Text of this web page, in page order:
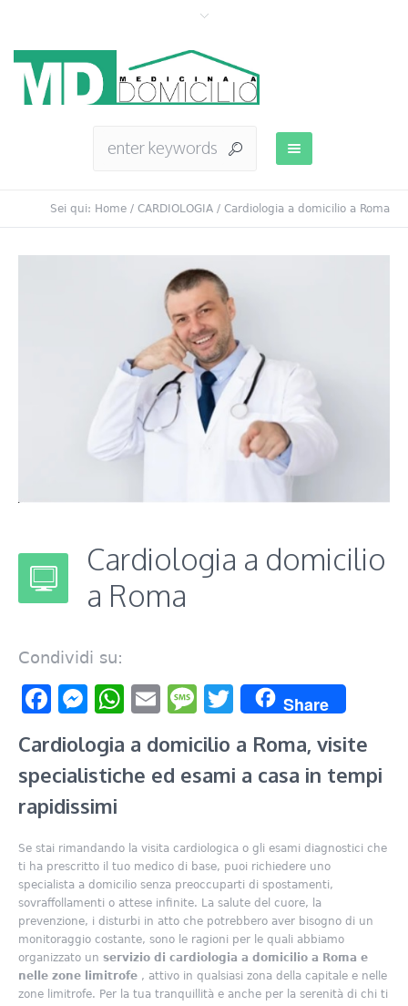
Sei qui: Home / CARDIOLOGIA / Cardiologia a domicilio a Roma
Cardiologia a domicilio
a Roma
Condividi su:
Facebook
Messenger
WhatsApp
EmailMessage
Twitter
Share
Cardiologia a domicilio a Roma, visite
specialistiche ed esami a casa in tempi
rapidissimi
Se stai rimandando la visita cardiologica o gli esami diagnostici che
ti ha prescritto il tuo medico di base, puoi richiedere uno
specialista a domicilio senza preoccuparti di spostamenti,
sovraffollamenti o attese infinite. La salute del cuore, la
prevenzione, i disturbi in atto che potrebbero aver bisogno di un
monitoraggio costante, sono le ragioni per le quali abbiamo
organizzato un servizio di cardiologia a domicilio a Roma e
nelle zone limitrofe , attivo in qualsiasi zona della capitale e nelle
zone limitrofe. Per la tua tranquillità e anche per la serenità di chi ti